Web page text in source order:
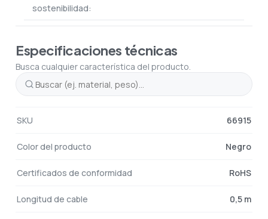
sostenibilidad:
Especificaciones técnicas
Busca cualquier característica del producto.
SKU 66915
Color del producto Negro
Certificados de conformidad RoHS
Longitud de cable 0,5 m